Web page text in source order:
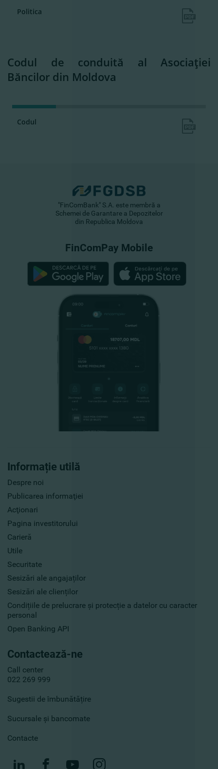
Politica
Codul de conduită al Asociaţiei
Băncilor din Moldova
Codul
Informație utilă
Despre noi
Publicarea informaţiei
Acţionari
Pagina investitorului
Carieră
Utile
Securitate
Sesizări ale angajaților
Sesizări ale clienților
Condițiile de prelucrare și protecție a datelor cu caracter
personal
Open Banking API
Contactează-ne
Call center
022 269 999
Sugestii de îmbunătățire
Sucursale și bancomate
Contacte
"FinComBank" S.A. este membră a
Schemei de Garantare a Depozitelor
din Republica Moldova
FinComPay Mobile